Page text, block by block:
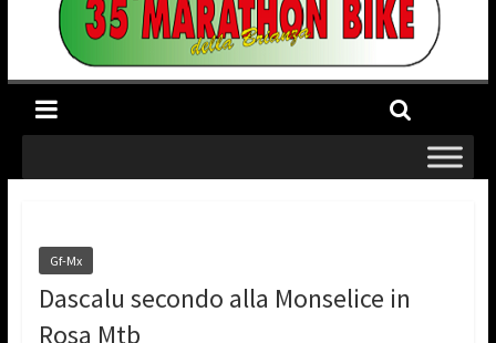
Gf-Mx
Dascalu secondo alla Monselice in
Rosa Mtb